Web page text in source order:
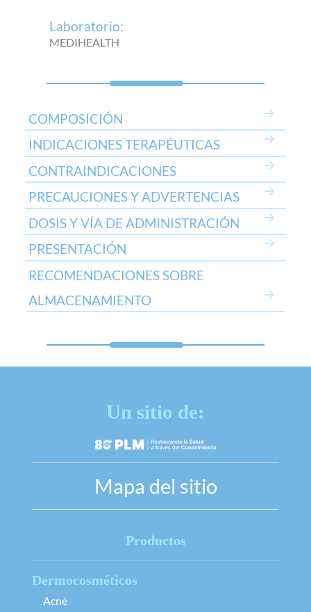
Laboratorio:
MEDIHEALTH
COMPOSICIÓN
INDICACIONES TERAPÉUTICAS
CONTRAINDICACIONES
PRECAUCIONES Y ADVERTENCIAS
DOSIS Y VÍA DE ADMINISTRACIÓN
PRESENTACIÓN
RECOMENDACIONES SOBRE
ALMACENAMIENTO
Un sitio de:
Mapa del sitio
Productos
Dermocosméticos
Acné